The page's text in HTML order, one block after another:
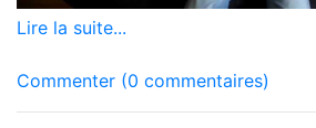
Lire la suite...
Commenter (0 commentaires)